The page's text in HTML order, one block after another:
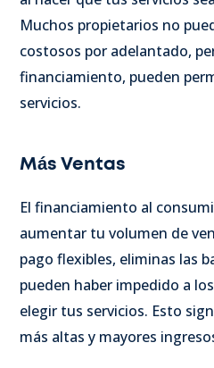
Muchos propietarios no
costosos por adelantado,
financiamiento, pueden
servicios.
Más Ventas
El financiamiento al
aumentar tu volumen de
pago flexibles, eliminas las
pueden haber impedido a
elegir tus servicios. Esto
más altas y mayores